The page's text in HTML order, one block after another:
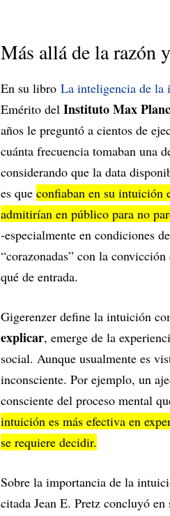
Más allá de la razón
En su libro La inteligencia de la
Emérito del Instituto Max
años le preguntó a cientos de
cuánta frecuencia tomaban una
considerando que la data
es que confiaban en su intuición
admitirían en público para no
-especialmente en condiciones
“corazonadas” con la
qué de entrada.
Gigerenzer define la intuición
explicar, emerge de la
social. Aunque usualmente es
inconsciente. Por ejemplo, un
consciente del proceso mental
intuición es más efectiva en
se requiere decidir.
Sobre la importancia de la
citada Jean E. Pretz concluyó en